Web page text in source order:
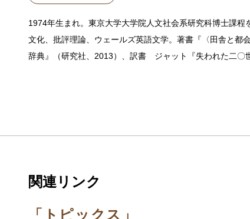
1974年生まれ。東京大学大学院人文社会系研究科博士課
文化、批評理論、ウェールズ英語文学。著書『〈田舎と
辞典』（研究社、2013）、訳書 ジャット『失われた二〇
関連リンク
「トピックス」